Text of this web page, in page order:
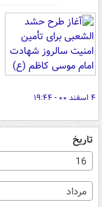
۴ اسفند ۰۰ - ۱۹:۴۴
تاریخ
16
مرداد